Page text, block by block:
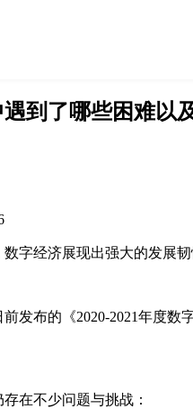
到了哪些困难以
字经济展现出强大的发展
发布的《2020-2021年度
在不少问题与挑战：